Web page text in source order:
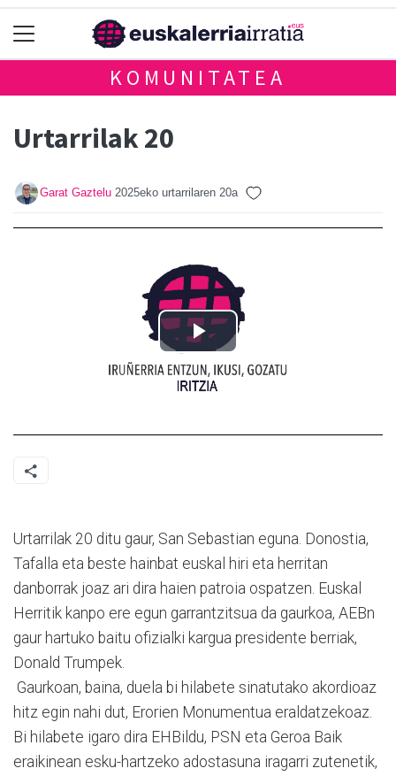
KOMUNITATEA
Urtarrilak 20
Garat Gaztelu 2025eko urtarrilaren 20a
Urtarrilak 20 ditu gaur, San Sebastian eguna. Donostia,
Tafalla eta beste hainbat euskal hiri eta herritan
danborrak joaz ari dira haien patroia ospatzen. Euskal
Herritik kanpo ere egun garrantzitsua da gaurkoa, AEBn
gaur hartuko baitu ofizialki kargua presidente berriak,
Donald Trumpek.
Gaurkoan, baina, duela bi hilabete sinatutako akordioaz
hitz egin nahi dut, Erorien Monumentua eraldatzekoaz.
Bi hilabete igaro dira EHBildu, PSN eta Geroa Baik
eraikinean esku-hartzeko adostasuna iragarri zutenetik,